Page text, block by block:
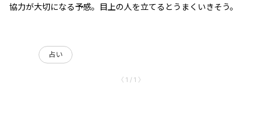
協力が大切になる予感。目上の人を立てるとうまくいきそう。
占い
〈 1 / 1 〉